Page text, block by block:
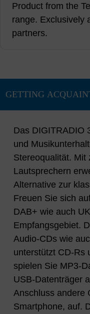
Product from the
range. Exclusively
partners.
Das DIGITRADIO
und
Stereoqualität. Mit
Lautsprechern
Alternative zur
Freuen Sie sich
DAB+ wie auch
Empfangsgebiet.
Audio-CDs wie
unterstützt CD-Rs
spielen Sie MP3-
USB-Datenträger
Anschluss andere
Smartphone, auf.